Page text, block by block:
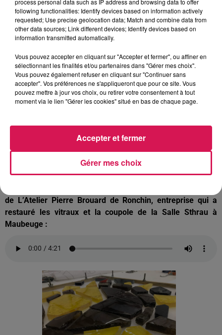
Reportage au cœur du chantier de restauration des vitraux
en dalles taillées de la Chapelle Saint-Eloi avec Christophe
de L’Atelier Pierre Brouard de Ronchin, entreprise qui a
restauré les vitraux et la coupole de la Salle Sthrau à
Maubeuge :
following functionalities: Identify devices based on information actively
requested; Use precise geolocation data; Match and combine data from
other data sources; Link different devices; Identify devices based on
information transmitted automatically.
Vous pouvez accepter en cliquant sur "Accepter et fermer", ou affiner en
sélectionnant les finalités et/ou partenaires dans "Gérer mes choix".
Vous pouvez également refuser en cliquant sur "Continuer sans
accepter". Vos préférences ne s'appliqueront que pour ce site. Vous
pouvez mettre à jour vos choix, ou retirer votre consentement à tout
moment via le lien "Gérer les cookies" situé en bas de chaque page.
Gérer mes choix
Accepter et fermer